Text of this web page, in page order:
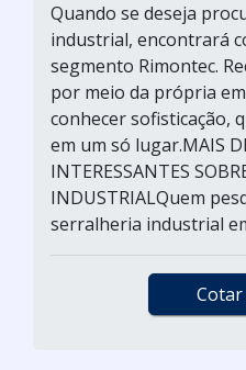
Quando se deseja
industrial, encontrará
segmento Rimontec.
por meio da própria
conhecer sofisticação,
em um só lugar.MAIS
INTERESSANTES
INDUSTRIALQuem
serralheria industrial